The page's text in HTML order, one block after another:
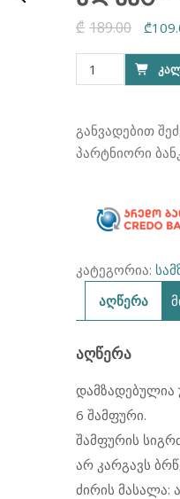
₾ 189.00
price
was:
₾
რაოდენობა:
ელექტრო
განვადებით
პარტნიორი
კატეგორია:
აღწერა
ᲐᲦᲬᲔᲠᲐ
დამზადებულია
6 შამფური.
შამფურის
არ კარგავს
ძირის მასალა: